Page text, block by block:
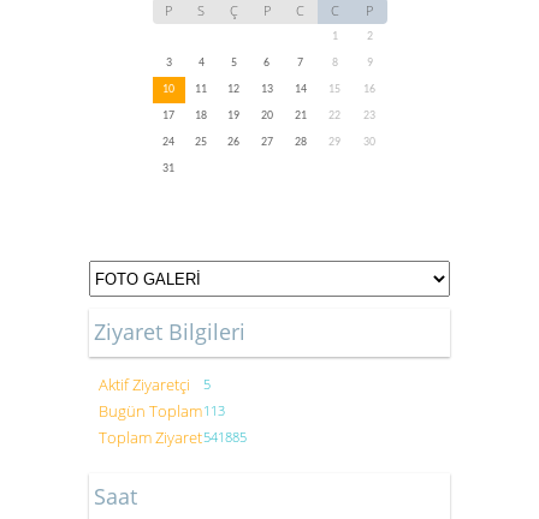
P S Ç P C C P
1
2
3
4 5 6 7 8
9
10
11 12 13 14 15
16
17
18 19 20 21 22
23
24
25 26 27 28 29
30
31
Ziyaret Bilgileri
Aktif Ziyaretçi 5
Bugün Toplam113
Toplam Ziyaret541885
Saat